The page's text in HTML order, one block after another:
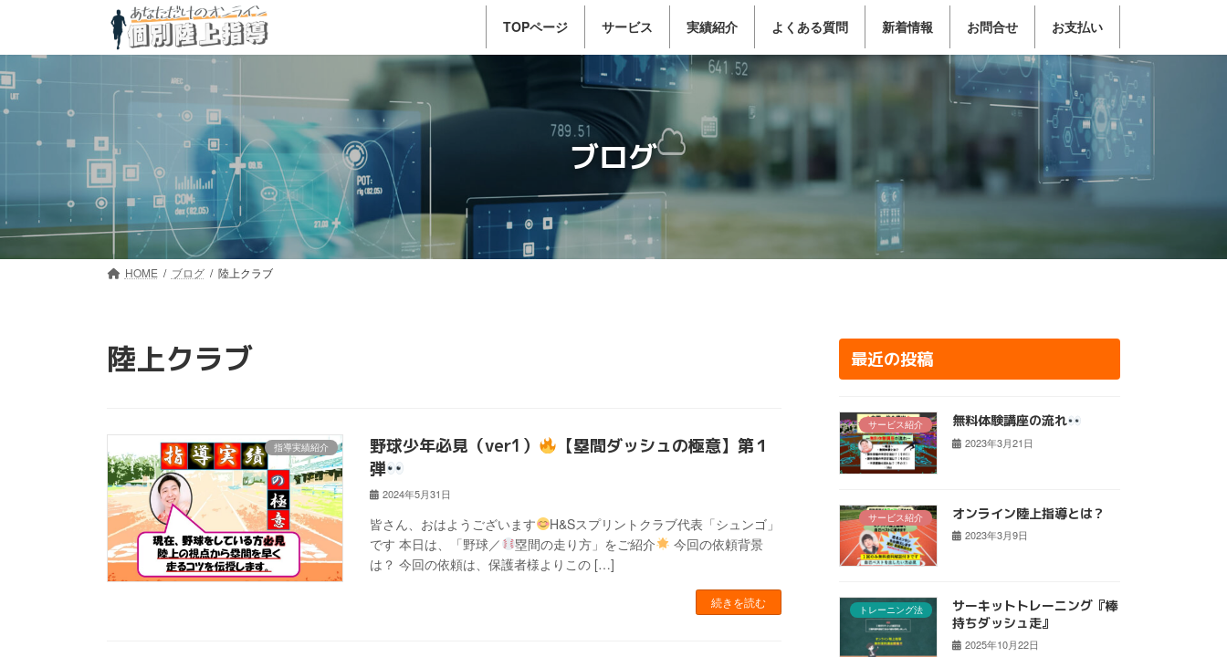
テ
ン
ツ
へ
プ
ゲ
ー
シ
ョ
動
TOPページ サービス 実績紹介 よくある質問 新着情報 お問合せ お支払い
ブログ
HOME ブログ 陸上クラブ
陸上クラブ
指導実績紹介 野球少年必見（ver1）
【塁間ダッシュの極意】第１
弾
2024年5月31日
皆さん、おはようございます
H&Sスプリントクラブ代表「シュンゴ」
です 本日は、「野球／
塁間の走り方」をご紹介
今回の依頼背景
は？ 今回の依頼は、保護者様よりこの […]
続きを読む
最近の投稿
サービス紹介 無料体験講座の流れ
2023年3月21日
サービス紹介 オンライン陸上指導とは？
2023年3月9日
トレーニング法
サーキットトレーニング『棒
持ちダッシュ走』
2025年10月22日